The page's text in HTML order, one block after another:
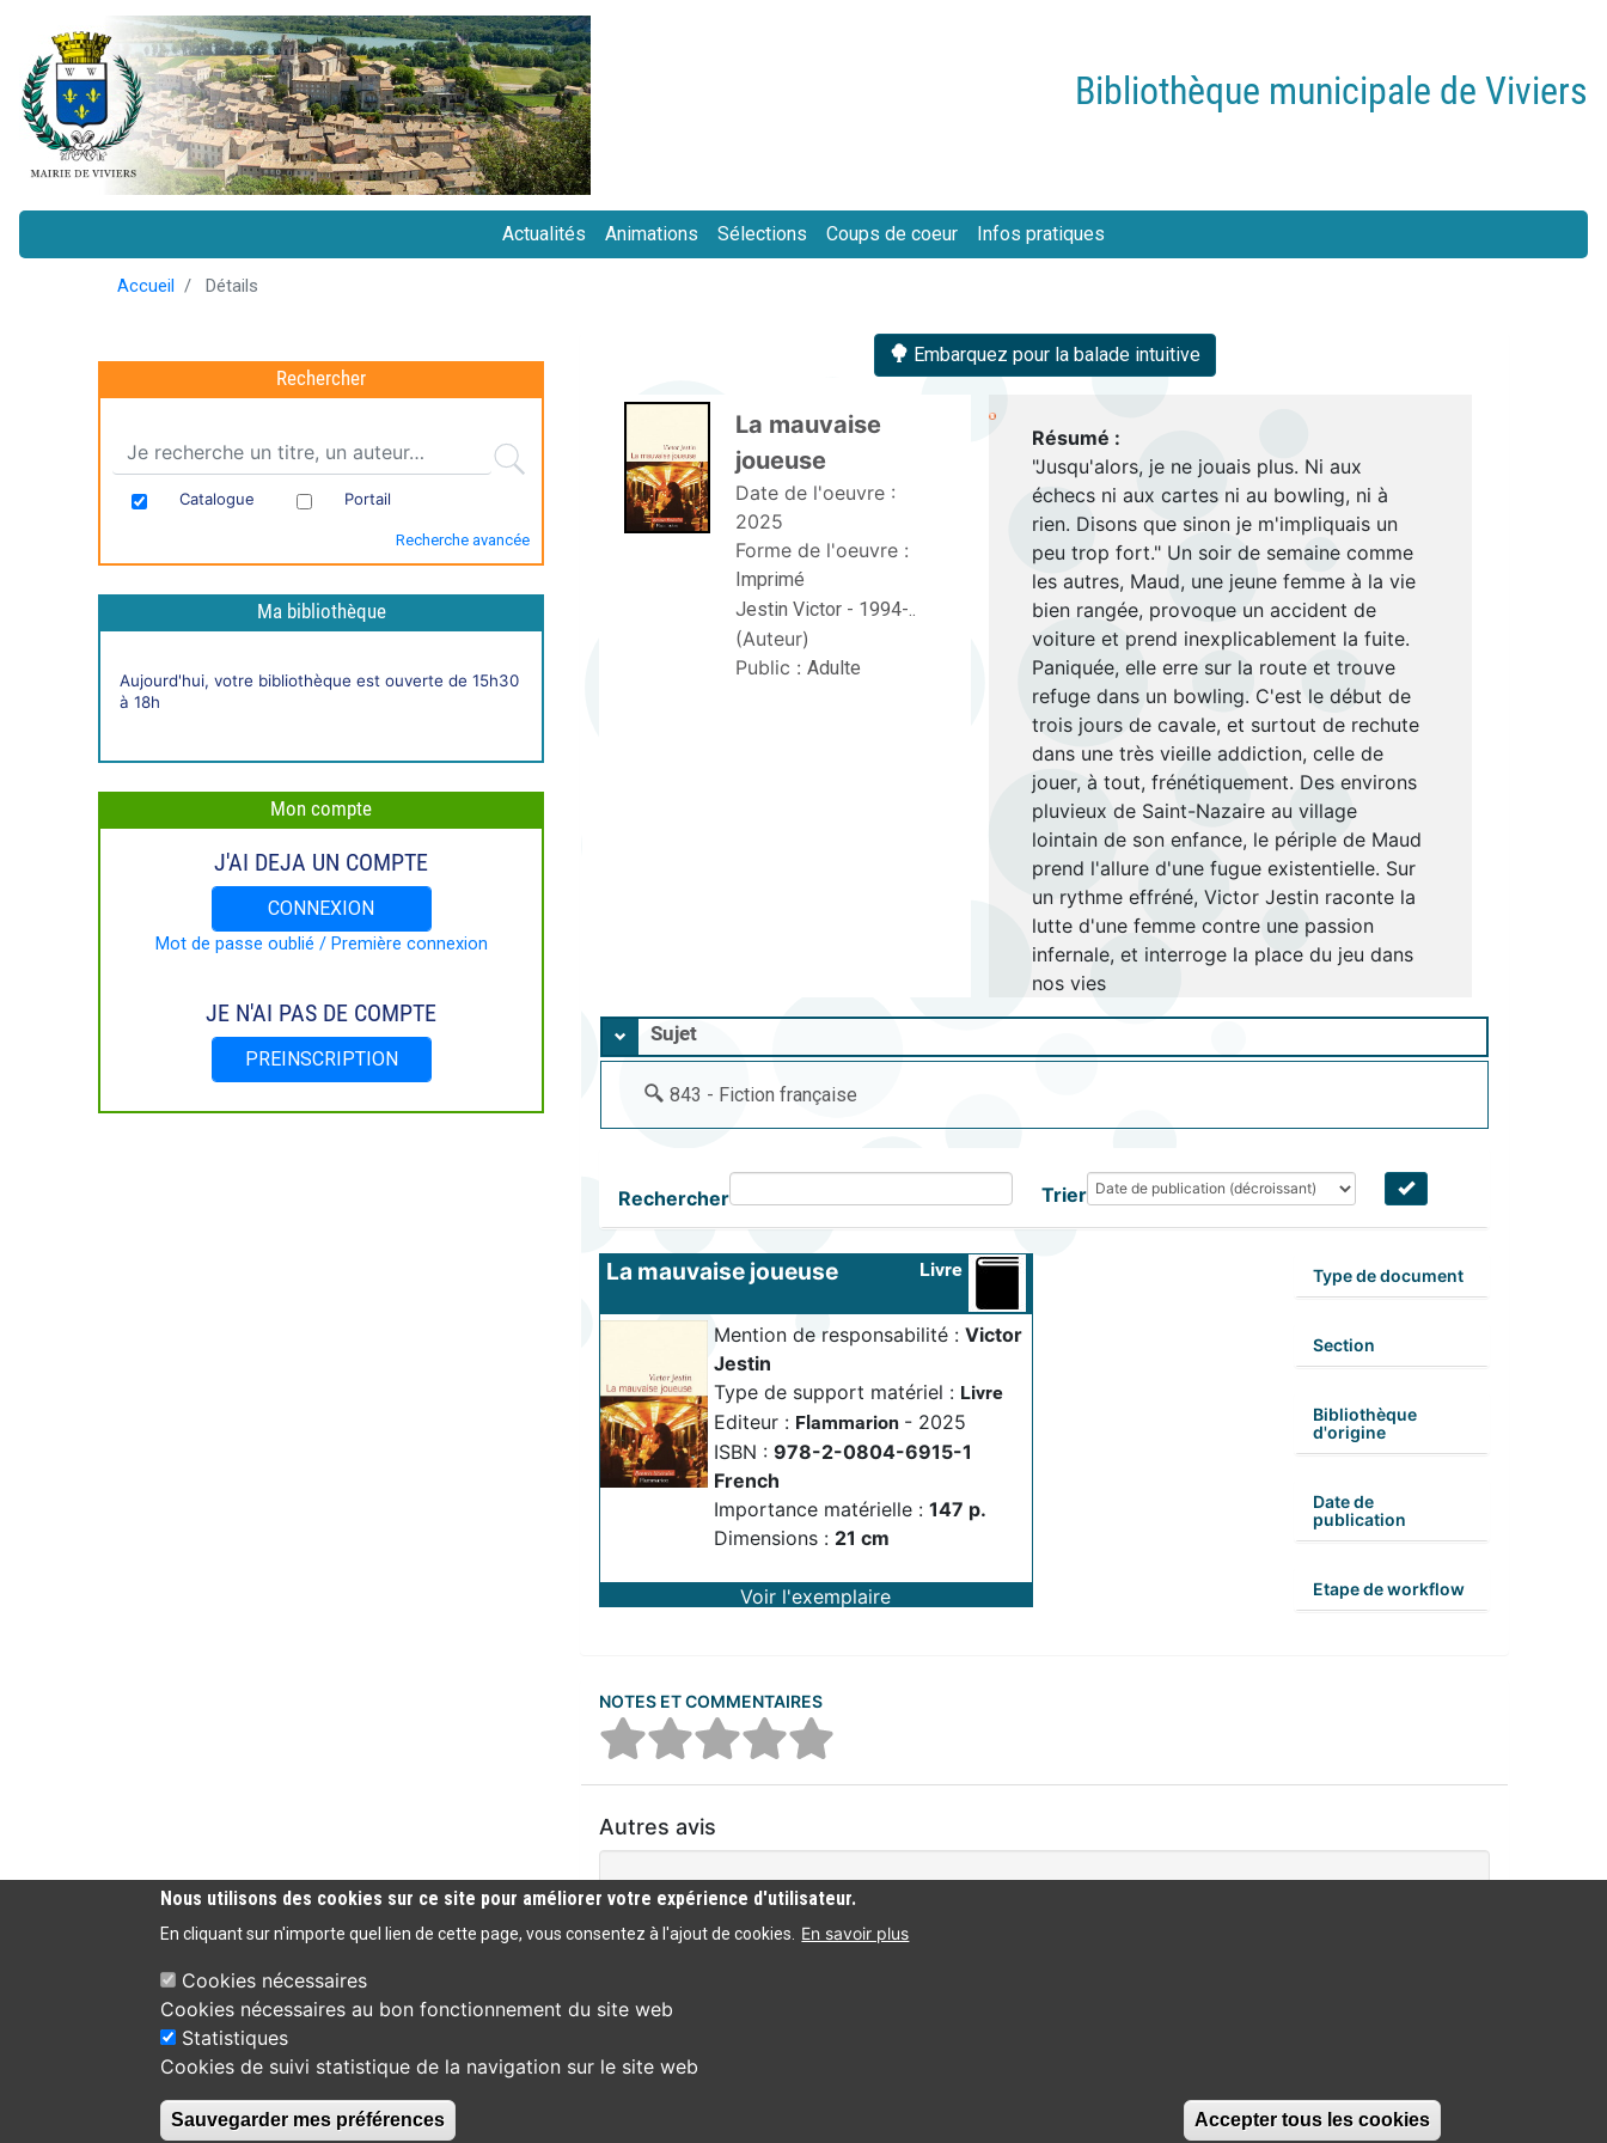
Bibliothèque municipale de Viviers
Main
Actualités Animations Sélections Coups de coeur Infos pratiques
Accueil Détails
Embarquez pour la balade intuitive
La mauvaise
joueuse
Date de l'oeuvre :
2025
Forme de l'oeuvre :
Imprimé
Jestin Victor - 1994-..
(Auteur)
Public : Adulte
Résumé :
"Jusqu'alors, je ne jouais plus. Ni aux
échecs ni aux cartes ni au bowling, ni à
rien. Disons que sinon je m'impliquais un
peu trop fort." Un soir de semaine comme
les autres, Maud, une jeune femme à la vie
bien rangée, provoque un accident de
voiture et prend inexplicablement la fuite.
Paniquée, elle erre sur la route et trouve
refuge dans un bowling. C'est le début de
trois jours de cavale, et surtout de rechute
dans une très vieille addiction, celle de
jouer, à tout, frénétiquement. Des environs
pluvieux de Saint-Nazaire au village
lointain de son enfance, le périple de Maud
prend l'allure d'une fugue existentielle. Sur
un rythme effréné, Victor Jestin raconte la
lutte d'une femme contre une passion
infernale, et interroge la place du jeu dans
nos vies
Sujet
843 - Fiction française
Rechercher Trier
La mauvaise joueuse Livre
Mention de responsabilité : Victor
Jestin
Type de support matériel : Livre
Editeur : Flammarion - 2025
ISBN : 978-2-0804-6915-1
French
Importance matérielle : 147 p.
Dimensions : 21 cm
Voir l'exemplaire
Type de document
Section
Bibliothèque
d'origine
Date de
publication
Etape de workflow
NOTES ET COMMENTAIRES
Autres avis
Aucun commentaire n'a été trouvé
Rechercher
Catalogue Portail
Recherche avancée
Ma bibliothèque
liveAujourd'hui, votre bibliothèque est ouverte de 15h30
à 18h
Mon compte
J'AI DEJA UN COMPTE
CONNEXION
Mot de passe oublié / Première connexion
JE N'AI PAS DE COMPTE
PREINSCRIPTION
Bibliothèque municipale de Viviers
30 place de la Roubine
04 75 49 83 44
Nous utilisons des cookies sur ce site pour améliorer votre expérience d'utilisateur.
En cliquant sur n'importe quel lien de cette page, vous consentez à l'ajout de cookies. En savoir plus
Cookies nécessaires
Cookies nécessaires au bon fonctionnement du site web
Statistiques
Cookies de suivi statistique de la navigation sur le site web
Sauvegarder mes préférences Accepter tous les cookies